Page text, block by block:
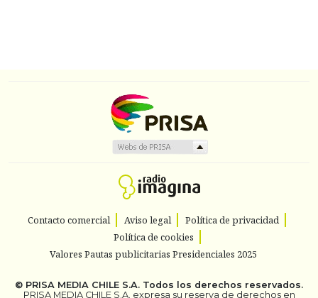
Contacto comercial Aviso legal
Política de privacidad
Política de cookies
Valores Pautas publicitarias Presidenciales 2025
© PRISA MEDIA CHILE S.A. Todos los derechos reservados.
PRISA MEDIA CHILE S.A. expresa su reserva de derechos en